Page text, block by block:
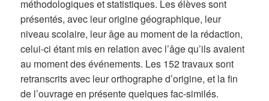
méthodologiques et statistiques. Les élèves sont
présentés, avec leur origine géographique, leur
niveau scolaire, leur âge au moment de la rédaction,
celui-ci étant mis en relation avec l’âge qu’ils avaient
au moment des événements. Les 152 travaux sont
retranscrits avec leur orthographe d’origine, et la fin
de l’ouvrage en présente quelques fac-similés.